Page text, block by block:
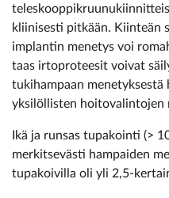
kliinisesti pitkään. Kiinteän
implantin menetys voi
taas irtoproteesit voivat
tukihampaan
yksilöllisten hoitovalintojen
Ikä ja runsas tupakointi (>
merkitsevästi hampaiden
tupakoivilla oli yli 2,5-